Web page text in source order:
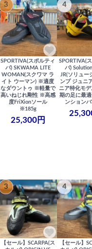
3
SPORTIVA(スポルティ
バ) SKWAMA LITE
WOMAN(スクワマ ラ
イト ウーマン) ※適度
なダウントゥ ※軽量で
高いねじれ剛性 ※高感
度FriXionソール
※185g
25,300円
4
SPORTIVA(
バ)
JR(ソリュー
ンプ ジュニ
ニア特化モ
期の足に最
ンション
3
【セール】SCARPA(ス
4
【セール】